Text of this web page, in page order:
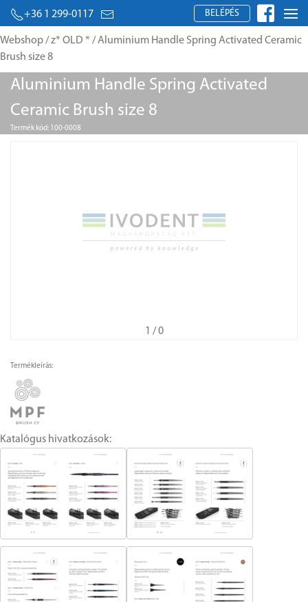
+36 1 299-0117 BELÉPÉS
Webshop/z* OLD * / Aluminium Handle Spring Activated Ceramic
Brush size 8
Aluminium Handle Spring Activated
Ceramic Brush size 8
Termék kód: 100-0008
1 / 0
Termékleírás:
Katalógus hivatkozások: